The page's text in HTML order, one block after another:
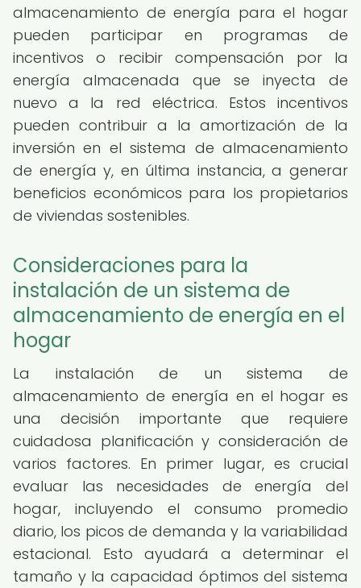
almacenamiento de energía para el hogar
pueden participar en programas de
incentivos o recibir compensación por la
energía almacenada que se inyecta de
nuevo a la red eléctrica. Estos incentivos
pueden contribuir a la amortización de la
inversión en el sistema de almacenamiento
de energía y, en última instancia, a generar
beneficios económicos para los propietarios
de viviendas sostenibles.
Consideraciones para la
instalación de un sistema de
almacenamiento de energía en el
hogar
La instalación de un sistema de
almacenamiento de energía en el hogar es
una decisión importante que requiere
cuidadosa planificación y consideración de
varios factores. En primer lugar, es crucial
evaluar las necesidades de energía del
hogar, incluyendo el consumo promedio
diario, los picos de demanda y la variabilidad
estacional. Esto ayudará a determinar el
tamaño y la capacidad óptimos del sistema